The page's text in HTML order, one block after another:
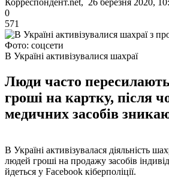
0
571
Фото: соцсети
В Україні активізувалися шахраї
Люди часто
гроші на картку, після
медичних засобів
В Україні активізувалася діяльність
людей гроші на продажу засобів
йдеться у Facebook кіберполіції.